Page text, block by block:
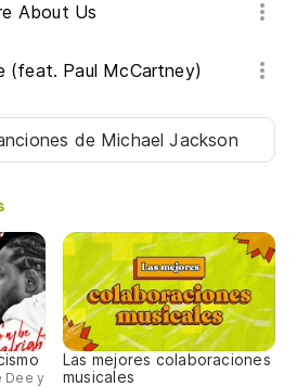
About Us
(feat. Paul McCartney)
de Michael Jackson
Dee y
Las mejores colaboraciones
musicales